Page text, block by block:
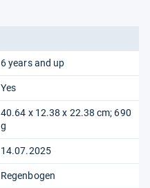
‎6 years and up
‎Yes
‎40.64 x 12.38 x 22.38 cm; 690
g
14.07.2025
‎Regenbogen